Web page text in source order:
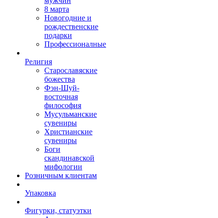
8 марта
Новогодние и
рождественские
подарки
Профессионалные
Религия
Старославяские
божества
Фэн-Шуй-
восточная
философия
Мусульманские
сувениры
Христианские
сувениры
Боги
скандинавской
мифологии
Розничным клиентам
Упаковка
Фигурки, статуэтки